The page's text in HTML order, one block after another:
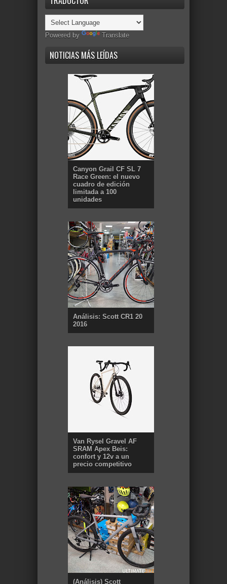
Powered by Translate
NOTICIAS MÁS LEÍDAS
Canyon Grail CF SL 7
Race Green: el nuevo
cuadro de edición
limitada a 100
unidades
Análisis: Scott CR1 20
2016
Van Rysel Gravel AF
SRAM Apex Beis:
confort y 12v a un
precio competitivo
(Análisis) Scott